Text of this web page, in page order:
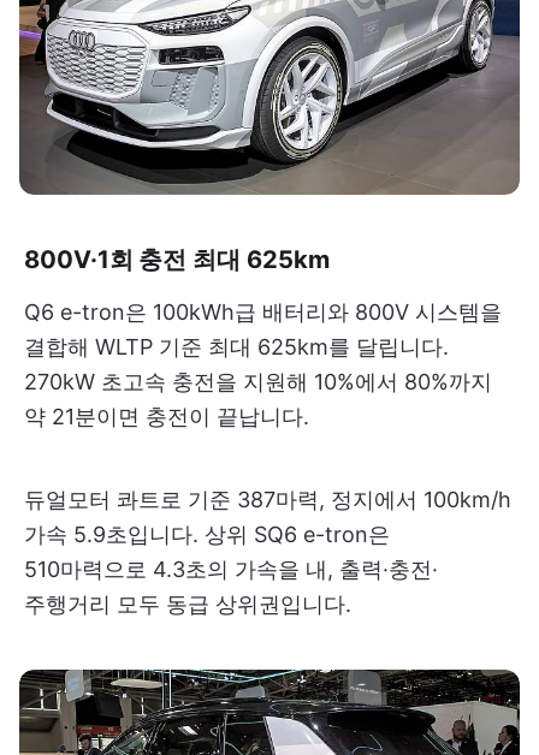
800V·1회 충전 최대 625km
Q6 e-tron은 100kWh급 배터리와 800V 시스템을
결합해 WLTP 기준 최대 625km를 달립니다.
270kW 초고속 충전을 지원해 10%에서 80%까지
약 21분이면 충전이 끝납니다.
듀얼모터 콰트로 기준 387마력, 정지에서 100km/h
가속 5.9초입니다. 상위 SQ6 e-tron은
510마력으로 4.3초의 가속을 내, 출력·충전·
주행거리 모두 동급 상위권입니다.